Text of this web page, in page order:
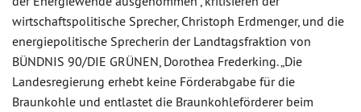
wirtschaftspolitische Sprecher, Christoph Erdmenger, und die
energiepolitische Sprecherin der Landtagsfraktion von
BÜNDNIS 90/DIE GRÜNEN, Dorothea Frederking. „Die
Landesregierung erhebt keine Förderabgabe für die
Braunkohle und entlastet die Braunkohleförderer beim